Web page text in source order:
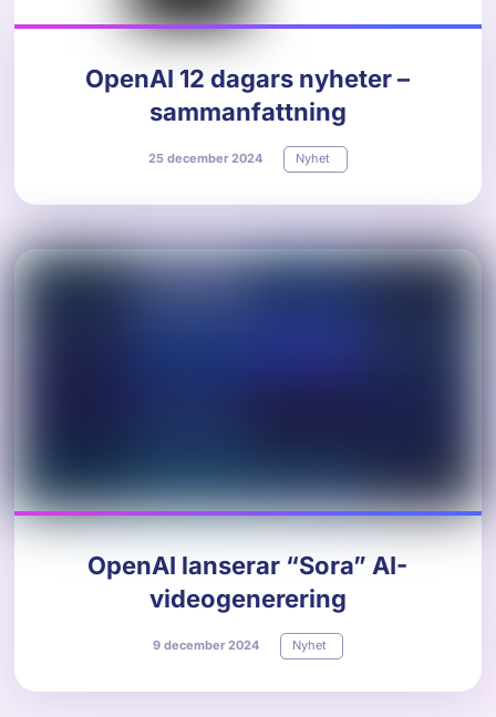
OpenAI 12 dagars nyheter –
sammanfattning
25 december 2024 Nyhet
OpenAI lanserar “Sora” AI-
videogenerering
9 december 2024 Nyhet